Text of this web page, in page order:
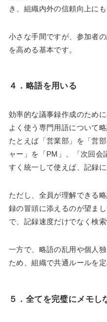
き、組織内外の信頼向上にも
小さな手間ですが、参加者
を高める基本です。
４． 略語を用いる
効率的な議事録作成のため
よく使う専門用語について
たとえば「営業部」を「営
ャー」を「PM」、「次回会
すく統一して使えば、記録
ただし、全員が理解できる
録の冒頭に添えるのが望ま
で、記録速度だけでなく検索
一方で、略語の乱用や個人
ため、組織で共通ルールを
５． 全てを完璧にメモし